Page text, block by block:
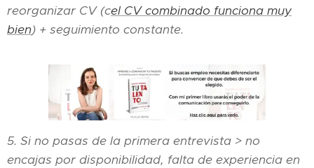
reorganizar CV (cel CV combinado funciona muy
bien) + seguimiento constante.
5. Si no pasas de la primera entrevista > no
encajas por disponibilidad, falta de experiencia en